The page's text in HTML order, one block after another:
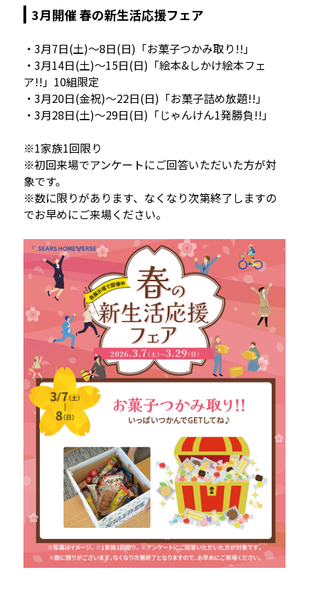
3月開催 春の新生活応援フェア
・3月7日(土)〜8日(日)「お菓子つかみ取り!!」
・3月14日(土)〜15日(日)「絵本&しかけ絵本フェ
ア!!」10組限定
・3月20日(金祝)〜22日(日)「お菓子詰め放題!!」
・3月28日(土)〜29日(日)「じゃんけん1発勝負!!」
※1家族1回限り
※初回来場でアンケートにご回答いただいた方が対
象です。
※数に限りがあります、なくなり次第終了しますの
でお早めにご来場ください。